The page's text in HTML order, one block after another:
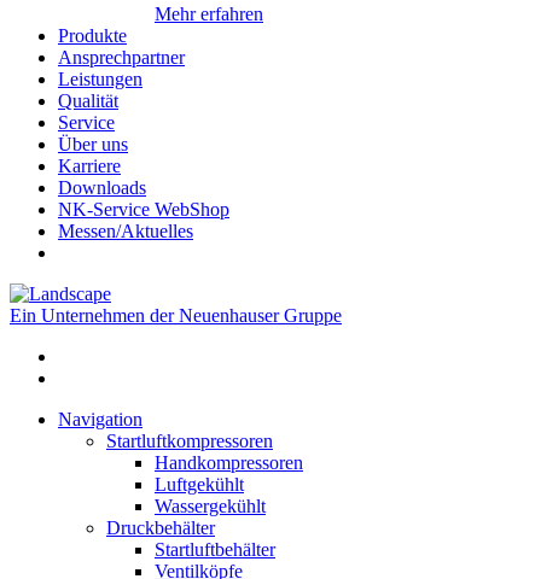
Mehr erfahren
Produkte
Ansprechpartner
Leistungen
Qualität
Service
Über uns
Karriere
Downloads
NK-Service WebShop
Messen/Aktuelles
Ein Unternehmen der Neuenhauser Gruppe
Navigation
Startluftkompressoren
Handkompressoren
Luftgekühlt
Wassergekühlt
Druckbehälter
Startluftbehälter
Ventilköpfe